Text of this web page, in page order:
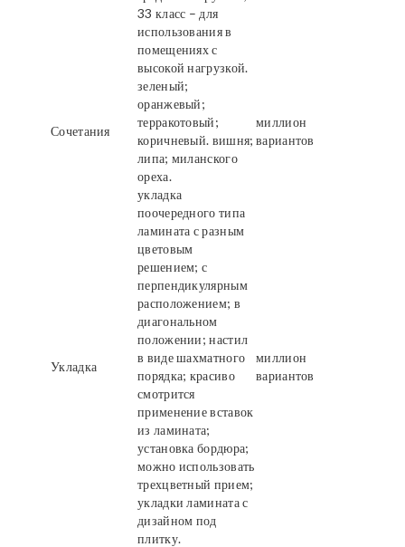
33 класс – для
использования в
помещениях с
высокой нагрузкой.
Сочетания
зеленый;
оранжевый;
терракотовый;
коричневый. вишня;
липа; миланского
ореха.
миллион
вариантов
Укладка
укладка
поочередного типа
ламината с разным
цветовым
решением; с
перпендикулярным
расположением; в
диагональном
положении; настил
в виде шахматного
порядка; красиво
смотрится
применение вставок
из ламината;
установка бордюра;
можно использовать
трехцветный прием;
укладки ламината с
дизайном под
плитку.
миллион
вариантов